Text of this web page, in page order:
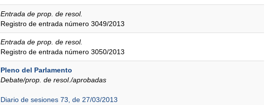
Entrada de prop. de resol.
Registro de entrada número 3049/2013
Entrada de prop. de resol.
Registro de entrada número 3050/2013
Pleno del Parlamento
Debate/prop. de resol./aprobadas
Diario de sesiones 73, de 27/03/2013